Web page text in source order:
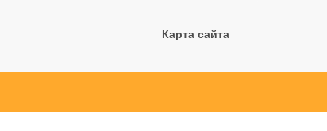
Карта сайта